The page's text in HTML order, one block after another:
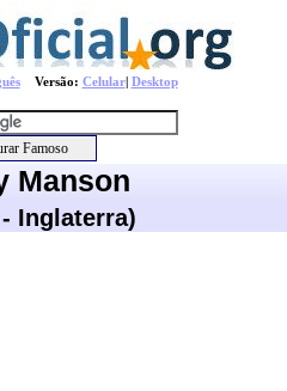
Versão: Celular| Desktop
Manson
Inglaterra)